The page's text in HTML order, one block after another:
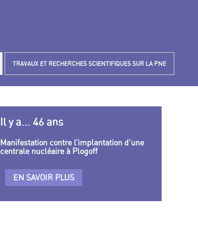
TRAVAUX ET RECHERCHES SCIENTIFIQUES SUR LA PNE
Il y a... 46 ans
Manifestation contre l’implantation d’une
centrale nucléaire à Plogoff
EN SAVOIR PLUS